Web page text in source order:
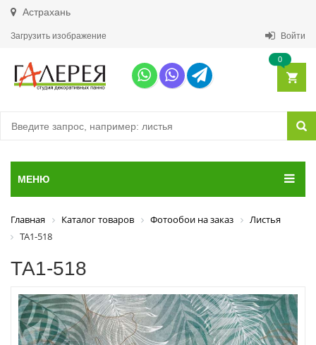
Астрахань
Загрузить изображение Войти
0
МЕНЮ
Главная Каталог товаров Фотообои на заказ
Листья
ТА1-518
ТА1-518